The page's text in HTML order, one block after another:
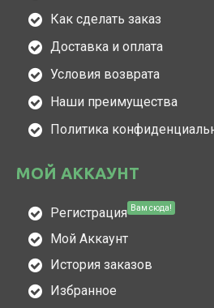
Как сделать заказ
Доставка и оплата
Условия возврата
Наши преимущества
Политика
МОЙ АККАУНТ
Регистрация Вам сюда!
Мой Аккаунт
История заказов
Избранное